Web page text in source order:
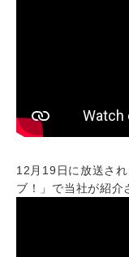
12月19日に放送さ
ブ！」で当社が紹介